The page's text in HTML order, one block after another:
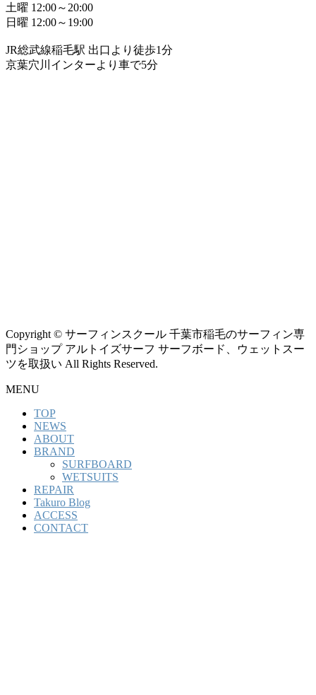
土曜 12:00～20:00
日曜 12:00～19:00
JR総武線稲毛駅 出口より徒歩1分
京葉穴川インターより車で5分
Copyright © サーフィンスクール 千葉市稲毛のサーフィン専
門ショップ アルトイズサーフ サーフボード、ウェットスー
ツを取扱い All Rights Reserved.
MENU
TOP
NEWS
ABOUT
BRAND
SURFBOARD
WETSUITS
REPAIR
Takuro Blog
ACCESS
CONTACT